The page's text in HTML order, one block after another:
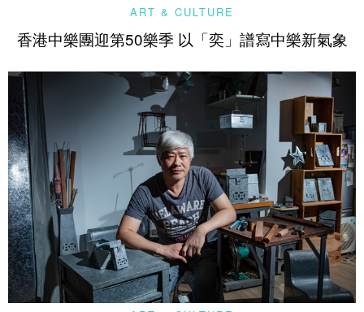
ART & CULTURE
香港中樂團迎第50樂季 以「奕」譜寫中樂新氣象